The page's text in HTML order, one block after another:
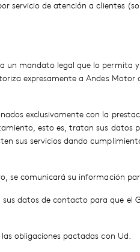
servicio de atención a clientes
mandato legal que lo permita
expresamente a Andes Motor
exclusivamente con la
esto es, tratan sus
sus servicios dando
se comunicará su información
datos de contacto para que el
obligaciones pactadas con Ud.